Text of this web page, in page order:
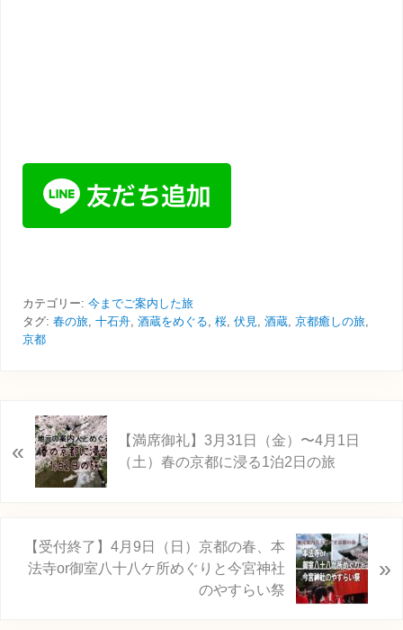
カテゴリー: 今までご案内した旅
タグ: 春の旅, 十石舟, 酒蔵をめぐる, 桜, 伏見, 酒蔵, 京都癒しの旅,
京都
の
«
【満席御礼】3月31日（金）〜4月1日
（土）春の京都に浸る1泊2日の旅
の
【受付終了】4月9日（日）京都の春、本
法寺or御室八十八ケ所めぐりと今宮神社
のやすらい祭
»